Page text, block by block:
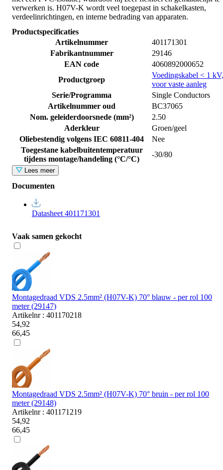
verwerken is. H07V-K wordt veel toegepast in schakelkasten,
verdeelinrichtingen, en interne bedrading van apparaten.
Productspecificaties
Artikelnummer
401171301
Fabrikantnummer
29146
EAN code
4060892000652
Productgroep
Voedingskabel < 1 kV,
voor vaste aanleg
Serie/Programma
Single Conductors
Artikelnummer oud
BC37065
Nom. geleiderdoorsnede (mm²)
2.50
Aderkleur
Groen/geel
Oliebestendig volgens IEC 60811-404
Nee
Toegestane kabelbuitentemperatuur
tijdens montage/handeling (°C/°C)
-30/80
Lees meer
Documenten
Datasheet 401171301
Vaak samen gekocht
Montagedraad VDS 2.5mm² (H07V-K) 70° blauw - per rol 100
meter (29147)
Artikelnr : 401170218
54,92
66,45
Montagedraad VDS 2.5mm² (H07V-K) 70° bruin - per rol 100
meter (29148)
Artikelnr : 401171219
54,92
66,45